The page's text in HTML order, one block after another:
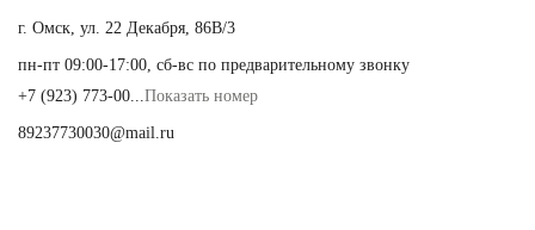
г. Омск, ул. 22 Декабря, 86В/3
пн-пт 09:00-17:00, сб-вс по предварительному звонку
+7 (923) 773-00...Показать номер
89237730030@mail.ru